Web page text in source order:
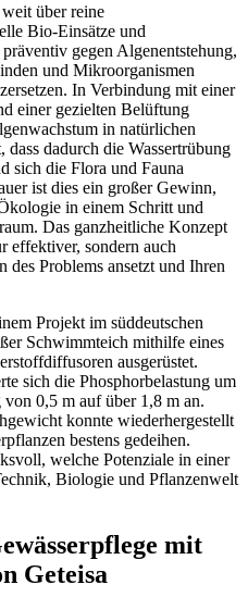
über reine
Bio-Einsätze und
gegen Algenentstehung,
und Mikroorganismen
In Verbindung mit einer
einer gezielten Belüftung
in natürlichen
dadurch die Wassertrübung
sich die Flora und Fauna
ist dies ein großer Gewinn,
in einem Schritt und
Das ganzheitliche Konzept
effektiver, sondern auch
des Problems ansetzt und Ihren
Projekt im süddeutschen
Schwimmteich mithilfe eines
ausgerüstet.
sich die Phosphorbelastung um
0,5 m auf über 1,8 m an.
konnte wiederhergestellt
bestens gedeihen.
welche Potenziale in einer
Biologie und Pflanzenwelt
mit
Geteisa